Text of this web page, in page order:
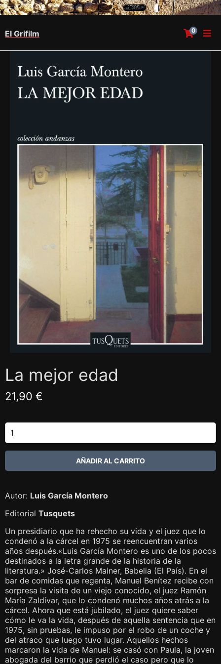
El Grifilm 0
La mejor edad
21,90 €
Autor: Luis García Montero
Editorial Tusquets
Un presidiario que ha rehecho su vida y el juez que lo
condenó a la cárcel en 1975 se reencuentran varios
años después.«Luis García Montero es uno de los pocos
destinados a la letra grande de la historia de la
literatura.» José-Carlos Mainer, Babelia (El País). En el
bar de comidas que regenta, Manuel Benítez recibe con
sorpresa la visita de un viejo conocido, el juez Ramón
María Zaldívar, que lo condenó muchos años atrás a la
cárcel. Ahora que está jubilado, el juez quiere saber
cómo le va la vida, después de aquella sentencia que en
1975, sin pruebas, le impuso por el robo de un coche y
del atraco que luego tuvo lugar. Aquellos hechos
marcaron la vida de Manuel: se casó con Paula, la joven
abogada del barrio que perdió el caso pero que lo